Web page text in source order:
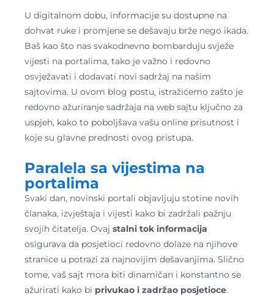
U digitalnom dobu, informacije su dostupne na
dohvat ruke i promjene se dešavaju brže nego ikada.
Baš kao što nas svakodnevno bombarduju svježe
vijesti na portalima, tako je važno i redovno
osvježavati i dodavati novi sadržaj na našim
sajtovima. U ovom blog postu, istražićemo zašto je
redovno ažuriranje sadržaja na web sajtu ključno za
uspjeh, kako to poboljšava vašu online prisutnost i
koje su glavne prednosti ovog pristupa.
Paralela sa vijestima na
portalima
Svaki dan, novinski portali objavljuju stotine novih
članaka, izvještaja i vijesti kako bi zadržali pažnju
svojih čitatelja. Ovaj stalni tok informacija
osigurava da posjetioci redovno dolaze na njihove
stranice u potrazi za najnovijim dešavanjima. Slično
tome, vaš sajt mora biti dinamičan i konstantno se
ažurirati kako bi privukao i zadržao posjetioce.